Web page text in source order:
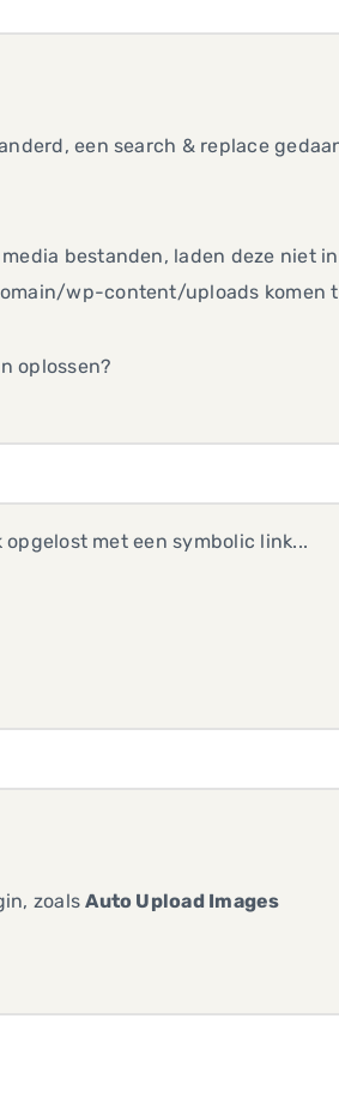
een search & replace
bestanden, laden deze niet
wp-content/uploads komen
oplossen?
met een symbolic link...
zoalsAuto Upload Images